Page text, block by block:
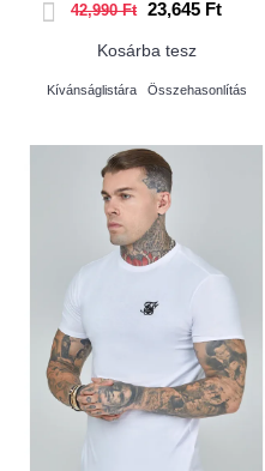
42,990 Ft 23,645 Ft
Kosárba tesz
Kívánságlistára Összehasonlítás